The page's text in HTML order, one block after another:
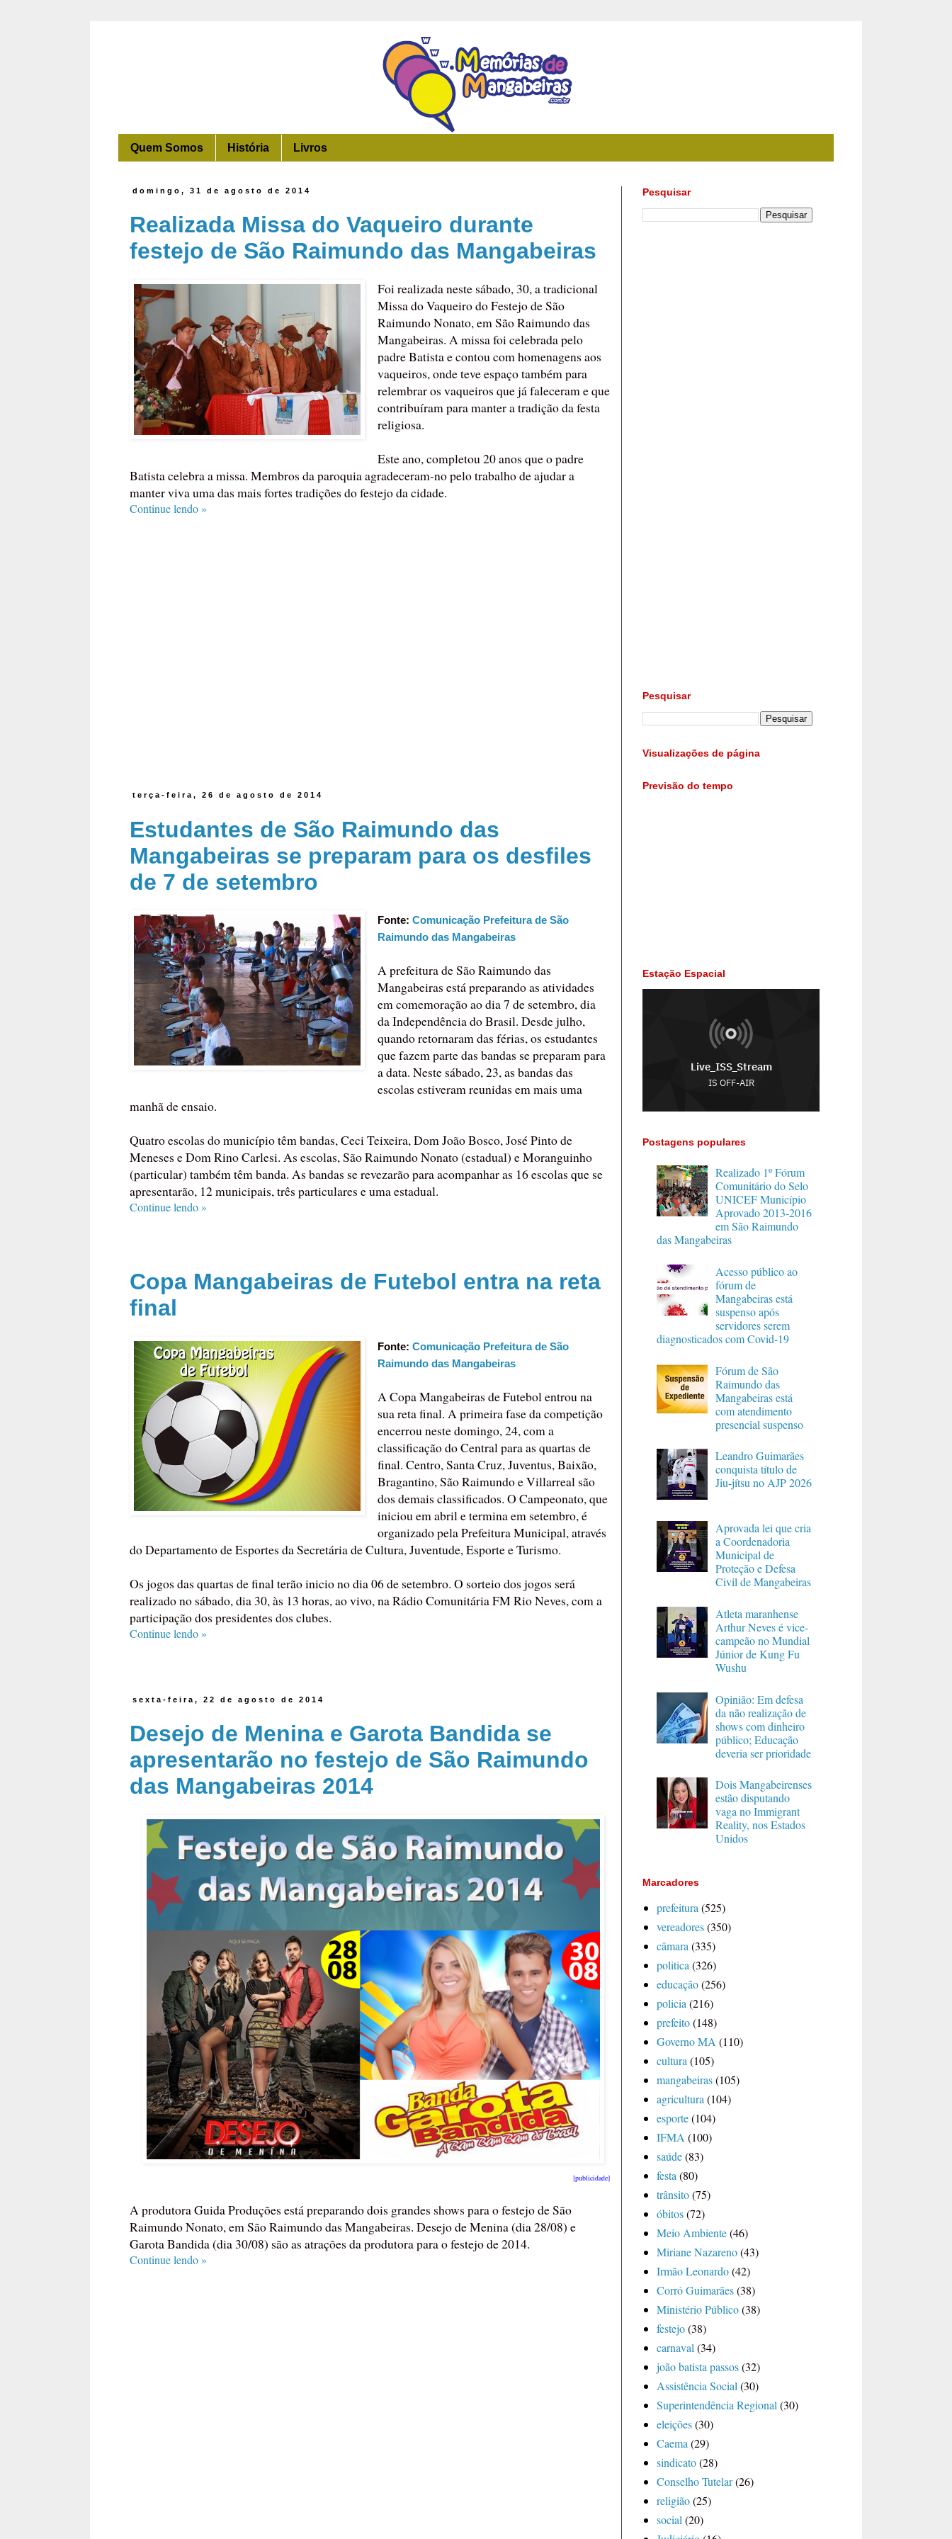
Quem Somos História Livros
domingo, 31 de agosto de 2014
Realizada Missa do Vaqueiro durante
festejo de São Raimundo das Mangabeiras
Foi realizada neste sábado, 30, a tradicional
Missa do Vaqueiro do Festejo de São
Raimundo Nonato, em São Raimundo das
Mangabeiras. A missa foi celebrada pelo
padre Batista e contou com homenagens aos
vaqueiros, onde teve espaço também para
relembrar os vaqueiros que já faleceram e que
contribuíram para manter a tradição da festa
religiosa.
Este ano, completou 20 anos que o padre
Batista celebra a missa. Membros da paroquia agradeceram-no pelo trabalho de ajudar a
manter viva uma das mais fortes tradições do festejo da cidade.
Continue lendo »
terça-feira, 26 de agosto de 2014
Estudantes de São Raimundo das
Mangabeiras se preparam para os desfiles
de 7 de setembro
Fonte: Comunicação Prefeitura de São
Raimundo das Mangabeiras
A prefeitura de São Raimundo das
Mangabeiras está preparando as atividades
em comemoração ao dia 7 de setembro, dia
da Independência do Brasil. Desde julho,
quando retornaram das férias, os estudantes
que fazem parte das bandas se preparam para
a data. Neste sábado, 23, as bandas das
escolas estiveram reunidas em mais uma
manhã de ensaio.
Quatro escolas do município têm bandas, Ceci Teixeira, Dom João Bosco, José Pinto de
Meneses e Dom Rino Carlesi. As escolas, São Raimundo Nonato (estadual) e Moranguinho
(particular) também têm banda. As bandas se revezarão para acompanhar as 16 escolas que se
apresentarão, 12 municipais, três particulares e uma estadual.
Continue lendo »
Copa Mangabeiras de Futebol entra na reta
final
Fonte: Comunicação Prefeitura de São
Raimundo das Mangabeiras
A Copa Mangabeiras de Futebol entrou na
sua reta final. A primeira fase da competição
encerrou neste domingo, 24, com a
classificação do Central para as quartas de
final. Centro, Santa Cruz, Juventus, Baixão,
Bragantino, São Raimundo e Villarreal são
dos demais classificados. O Campeonato, que
iniciou em abril e termina em setembro, é
organizado pela Prefeitura Municipal, através
do Departamento de Esportes da Secretária de Cultura, Juventude, Esporte e Turismo.
Os jogos das quartas de final terão inicio no dia 06 de setembro. O sorteio dos jogos será
realizado no sábado, dia 30, às 13 horas, ao vivo, na Rádio Comunitária FM Rio Neves, com a
participação dos presidentes dos clubes.
Continue lendo »
sexta-feira, 22 de agosto de 2014
Desejo de Menina e Garota Bandida se
apresentarão no festejo de São Raimundo
das Mangabeiras 2014
[publicidade]
A produtora Guida Produções está preparando dois grandes shows para o festejo de São
Raimundo Nonato, em São Raimundo das Mangabeiras. Desejo de Menina (dia 28/08) e
Garota Bandida (dia 30/08) são as atrações da produtora para o festejo de 2014.
Continue lendo »
Pesquisar
Pesquisar
Visualizações de página
Previsão do tempo
Estação Espacial
Postagens populares
Realizado 1º Fórum
Comunitário do Selo
UNICEF Município
Aprovado 2013-2016
em São Raimundo
das Mangabeiras
Acesso público ao
fórum de
Mangabeiras está
suspenso após
servidores serem
diagnosticados com Covid-19
Fórum de São
Raimundo das
Mangabeiras está
com atendimento
presencial suspenso
Leandro Guimarães
conquista título de
Jiu-jítsu no AJP 2026
Aprovada lei que cria
a Coordenadoria
Municipal de
Proteção e Defesa
Civil de Mangabeiras
Atleta maranhense
Arthur Neves é vice-
campeão no Mundial
Júnior de Kung Fu
Wushu
Opinião: Em defesa
da não realização de
shows com dinheiro
público; Educação
deveria ser prioridade
Dois Mangabeirenses
estão disputando
vaga no Immigrant
Reality, nos Estados
Unidos
Marcadores
prefeitura (525)
vereadores(350)
câmara (335)
politica (326)
educação(256)
policia (216)
prefeito(148)
Governo MA (110)
cultura (105)
mangabeiras(105)
agricultura (104)
esporte(104)
IFMA (100)
saúde(83)
festa (80)
trânsito(75)
óbitos(72)
Meio Ambiente(46)
Miriane Nazareno(43)
Irmão Leonardo(42)
Corró Guimarães(38)
Ministério Público(38)
festejo(38)
carnaval (34)
joão batista passos(32)
Assistência Social (30)
Superintendência Regional (30)
eleições(30)
Caema (29)
sindicato(28)
Conselho Tutelar(26)
religião(25)
social (20)